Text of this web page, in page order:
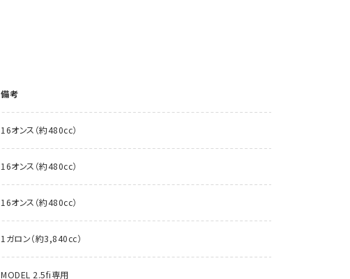
備考
16オンス（約480cc）
16オンス（約480cc）
16オンス（約480cc）
1ガロン（約3,840cc）
MODEL 2.5fi専用